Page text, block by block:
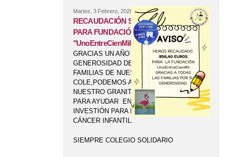
Martes, 3 Febrero, 2026
RECAUDACIÓN SOLIDARIA
PARA FUNDACIÓN
"UnoEntreCienMil"
GRACIAS UN AÑO MÁS A LA
GENEROSIDAD DE LAS
FAMILIAS DE NUESTROO
COLE,PODEMOS APORTAR
NUESTRO GRANITO DE ARENA
PARA AYUDAR EN LA
INVESTIÓN PARA LA CURA DEL
CÁNCER INFANTIL.
SIEMPRE COLEGIO SOLIDARIO